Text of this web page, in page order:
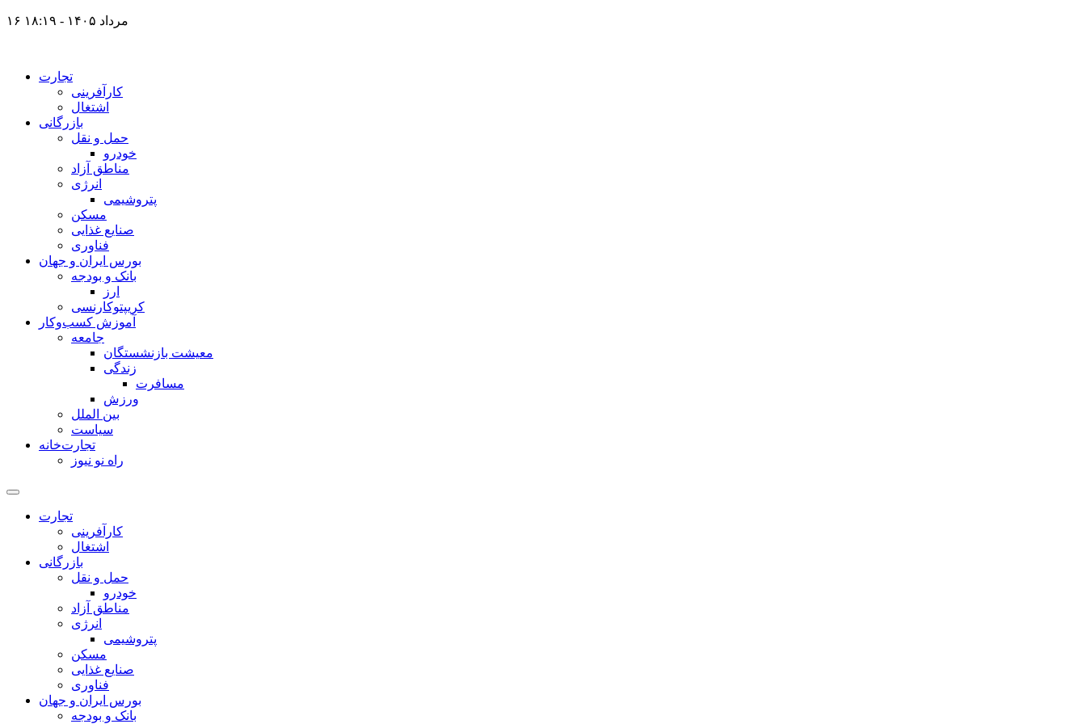
۱۶ مرداد ۱۴۰۵ - ۱۸:۱۹
تجارت
کارآفرینی
اشتغال
بازرگانی
حمل و نقل
خودرو
مناطق آزاد
انرژی
پتروشیمی
مسکن
صنایع غذایی
فناوری
بورس ایران و جهان
بانک و بودجه
ارز
کریپتوکارنسی
آموزش کسب‌وکار
جامعه
معیشت بازنشستگان
زندگی
مسافرت
ورزش
بین الملل
سیاست
تجارت‌خانه
راه نو نیوز
تجارت
کارآفرینی
اشتغال
بازرگانی
حمل و نقل
خودرو
مناطق آزاد
انرژی
پتروشیمی
مسکن
صنایع غذایی
فناوری
بورس ایران و جهان
بانک و بودجه